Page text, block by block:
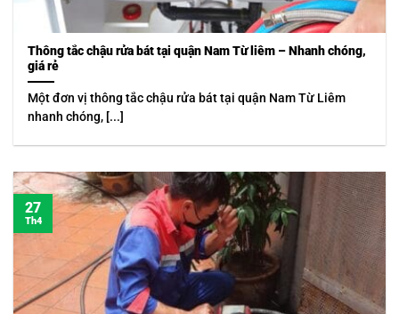
Thông tắc chậu rửa bát tại quận Nam Từ liêm – Nhanh chóng,
giá rẻ
Một đơn vị thông tắc chậu rửa bát tại quận Nam Từ Liêm
nhanh chóng, [...]
27
Th4